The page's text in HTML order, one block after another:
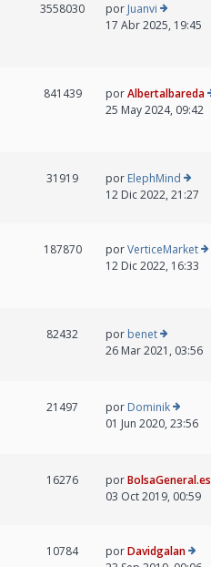
3558030 por Juanvi
17 Abr 2025, 19:45
841439 porAlbertalbareda
25 May 2024, 09:42
31919 por ElephMind
12 Dic 2022, 21:27
187870 porVerticeMarket
12 Dic 2022, 16:33
82432 por benet
26 Mar 2021, 03:56
21497 por Dominik
01 Jun 2020, 23:56
16276 porBolsaGeneral.es
03 Oct 2019, 00:59
10784 porDavidgalan